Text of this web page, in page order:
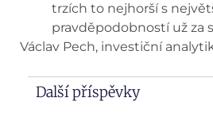
trzích to nejhorší s
pravděpodobností už za
Václav Pech, investiční
Další příspěvky